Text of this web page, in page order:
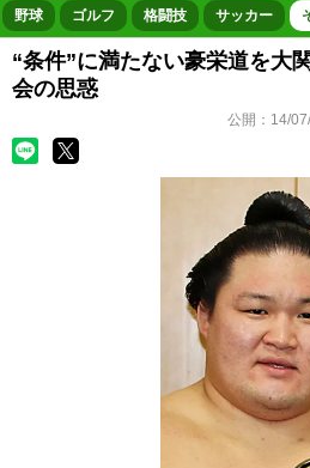
ボートレース 競輪 オートレース
野球 ゴルフ 格闘技 サッカー
“条件”に満たない豪栄道を大
会の思惑
公開： 14/